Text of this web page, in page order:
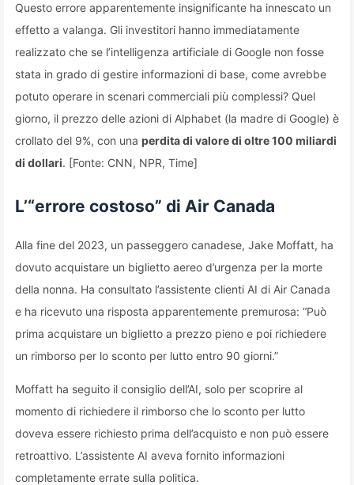
Questo errore apparentemente insignificante ha innescato un
effetto a valanga. Gli investitori hanno immediatamente
realizzato che se l’intelligenza artificiale di Google non fosse
stata in grado di gestire informazioni di base, come avrebbe
potuto operare in scenari commerciali più complessi? Quel
giorno, il prezzo delle azioni di Alphabet (la madre di Google) è
crollato del 9%, con una perdita di valore di oltre 100 miliardi
di dollari. [Fonte: CNN, NPR, Time]
L’“errore costoso” di Air Canada
Alla fine del 2023, un passeggero canadese, Jake Moffatt, ha
dovuto acquistare un biglietto aereo d’urgenza per la morte
della nonna. Ha consultato l’assistente clienti AI di Air Canada
e ha ricevuto una risposta apparentemente premurosa: “Può
prima acquistare un biglietto a prezzo pieno e poi richiedere
un rimborso per lo sconto per lutto entro 90 giorni.”
Moffatt ha seguito il consiglio dell’AI, solo per scoprire al
momento di richiedere il rimborso che lo sconto per lutto
doveva essere richiesto prima dell’acquisto e non può essere
retroattivo. L’assistente AI aveva fornito informazioni
completamente errate sulla politica.